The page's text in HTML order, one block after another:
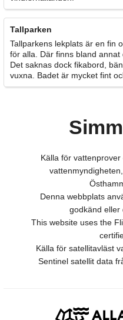
Tallparken
Tallparkens lekplats är en fin
för alla. Där finns bland annat
Det saknas dock fikabord,
vuxna. Badet är mycket fint
Källa för
Denna webbplats
godkänd eller
This website uses the
Källa för satellitavläst
Sentinel satellit data